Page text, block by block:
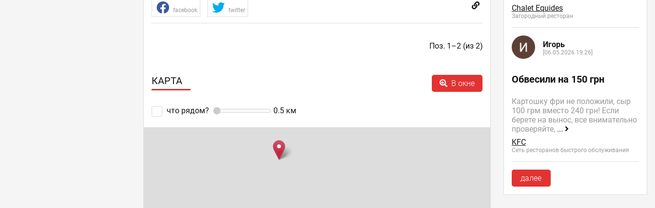
facebook twitter
Поз. 1–2 (из 2)
КАРТА В окне
что рядом? 0.5 км
Chalet Equides
Загородный ресторан
Игорь
[06.05.2026 19:26]
Обвесили на 150 грн
Картошку фри не положили, сыр
100 грм вместо 240 грн! Если
берете на вынос, все внимательно
проверяйте, ...
KFC
Сеть ресторанов быстрого обслуживания
далее